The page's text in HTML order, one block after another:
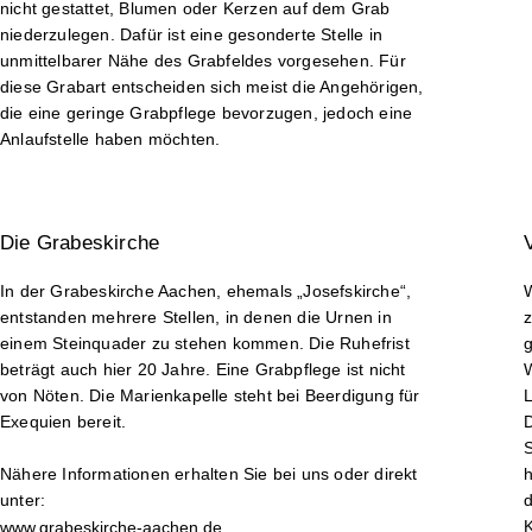
nicht gestattet, Blumen oder Kerzen auf dem Grab
niederzulegen. Dafür ist eine gesonderte Stelle in
unmittelbarer Nähe des Grabfeldes vorgesehen. Für
diese Grabart entscheiden sich meist die Angehörigen,
die eine geringe Grabpflege bevorzugen, jedoch eine
Anlaufstelle haben möchten.
Die Grabes­kirche
In der Grabeskirche Aachen, ehemals „Josefskirche“,
entstanden mehrere Stellen, in denen die Urnen in
einem Steinquader zu stehen kommen. Die Ruhefrist
beträgt auch hier 20 Jahre. Eine Grabpflege ist nicht
von Nöten. Die Marienkapelle steht bei Beerdigung für
Exequien bereit.
Nähere Informationen erhalten Sie bei uns oder direkt
unter:
www.grabeskirche-aachen.de